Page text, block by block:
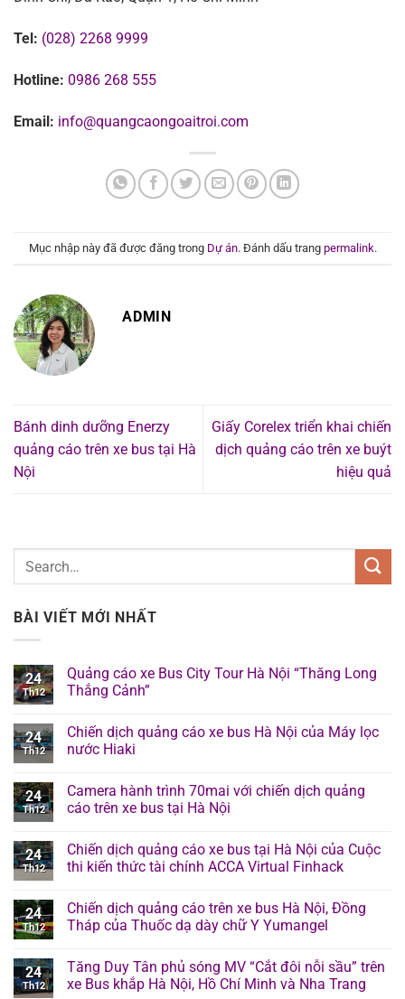
Tel: (028) 2268 9999
Hotline: 0986 268 555
Email: info@quangcaongoaitroi.com
Mục nhập này đã được đăng trong Dự án. Đánh dấu trang permalink.
ADMIN
Bánh dinh dưỡng Enerzy
quảng cáo trên xe bus tại Hà
Nội
Giấy Corelex triển khai chiến
dịch quảng cáo trên xe buýt
hiệu quả
BÀI VIẾT MỚI NHẤT
24
Th12
Quảng cáo xe Bus City Tour Hà Nội “Thăng Long
Thắng Cảnh”
24
Th12
Chiến dịch quảng cáo xe bus Hà Nội của Máy lọc
nước Hiaki
24
Th12
Camera hành trình 70mai với chiến dịch quảng
cáo trên xe bus tại Hà Nội
24
Th12
Chiến dịch quảng cáo xe bus tại Hà Nội của Cuộc
thi kiến thức tài chính ACCA Virtual Finhack
24
Th12
Chiến dịch quảng cáo trên xe bus Hà Nội, Đồng
Tháp của Thuốc dạ dày chữ Y Yumangel
24
Th12
Tăng Duy Tân phủ sóng MV “Cắt đôi nỗi sầu” trên
xe Bus khắp Hà Nội, Hồ Chí Minh và Nha Trang